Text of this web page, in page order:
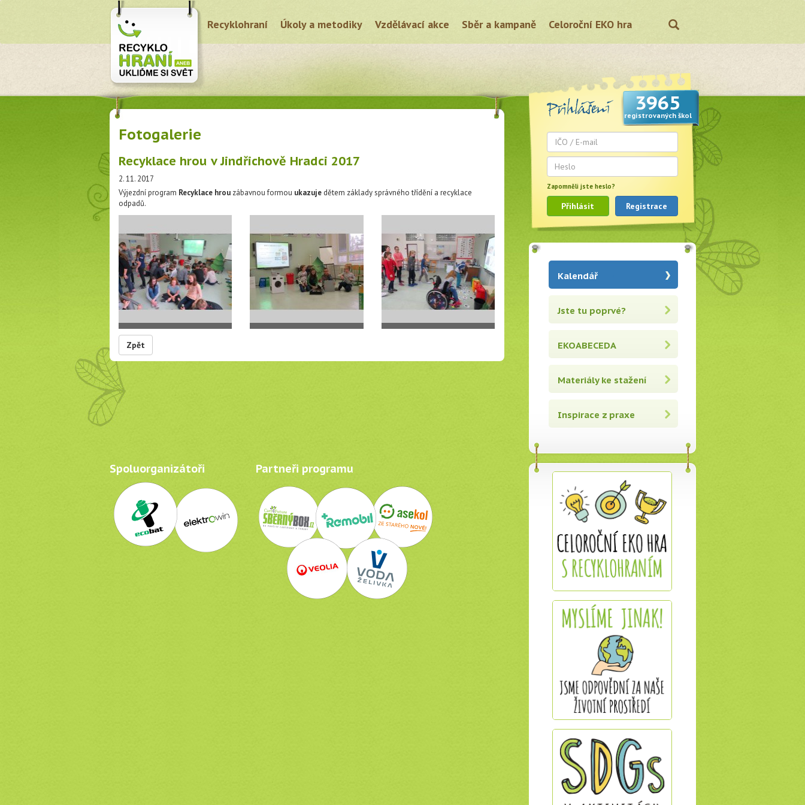
Recyklohraní Úkoly a metodiky Vzdělávací akce Sběr a kampaně Celoroční EKO hra
Fotogalerie
Recyklace hrou v Jindřichově Hradci 2017
2. 11. 2017
Výjezdní program Recyklace hrouzábavnou formou ukazujedětem základy správného třídění a recyklace
odpadů.
Zpět
Spoluorganizátoři Partneři programu
3965
registrovaných škol
Zapomněli jste heslo?
Přihlásit Registrace
Kalendář
Jste tu poprvé?
EKOABECEDA
Materiály ke stažení
Inspirace z praxe